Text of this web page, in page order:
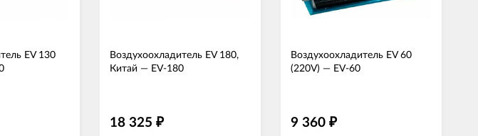
EV 130
Воздухоохладитель EV 180,
Китай — EV-180
18 325 ₽
Воздухоохладитель EV 60
(220V) — EV-60
9 360 ₽